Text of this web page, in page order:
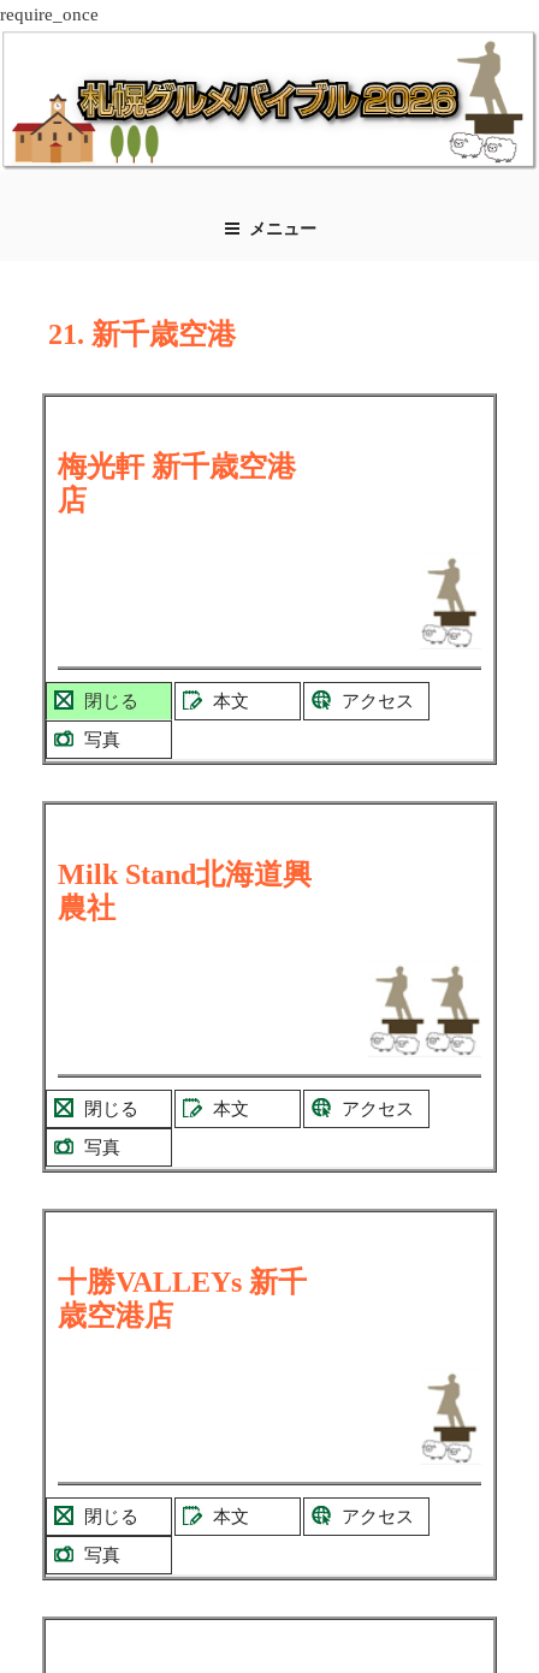
require_once
ン
ツ
メニュー
21. 新千歳空港
梅光軒 新千歳空港
店
閉じる 本文
アクセス
写真
Milk Stand北海道興
農社
閉じる 本文
アクセス
写真
十勝VALLEYs 新千
歳空港店
閉じる 本文
アクセス
写真